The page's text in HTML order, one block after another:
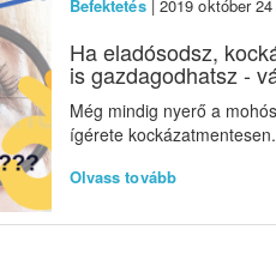
Befektetés| 2019 október 24
Ha eladósodsz,
is gazdagodhatsz -
Még mindig nyerő a
ígérete
Olvass tovább